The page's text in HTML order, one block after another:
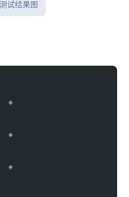
连测试结果图
*
*
*